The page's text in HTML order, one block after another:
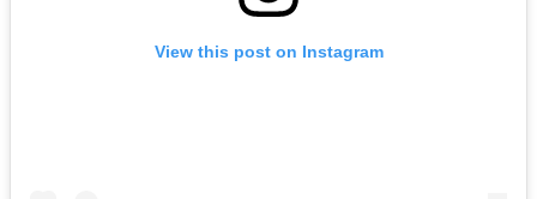
View this post on Instagram